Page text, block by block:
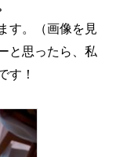
す。（画像を見
と思ったら、私
す！